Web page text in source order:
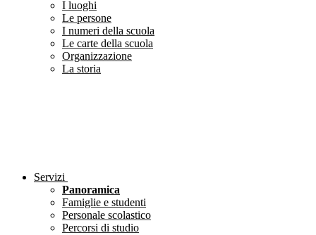
I luoghi
Le persone
I numeri della scuola
Le carte della scuola
Organizzazione
La storia
Servizi
Panoramica
Famiglie e studenti
Personale scolastico
Percorsi di studio